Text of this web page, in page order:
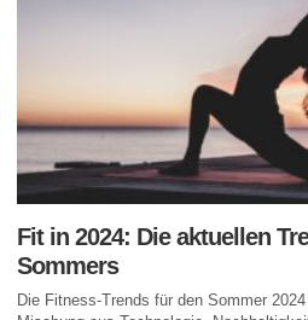
Fit in 2024: Die aktuellen
Sommers
Die Fitness-Trends für den Sommer